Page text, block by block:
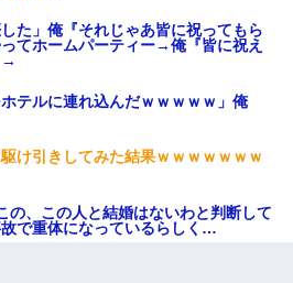
た」俺『それじゃあ皆に祝ってもら
てホームパーティー→俺『皆に祝え
→
テルに連れ込んだｗｗｗｗｗ」俺
け引きしてみた結果ｗｗｗｗｗｗｗ
の、この人と結婚はないわと判断して
で重体になっているらしく…